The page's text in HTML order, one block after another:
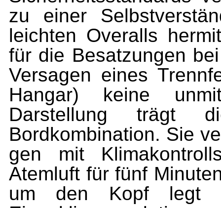
zu einer
leichten Overalls
für die Besat­zungen
Versagen eines
Hangar) keine
Darstellung trägt
Bordkombination. Sie
gen mit
Atemluft für fünf
um den Kopf legt